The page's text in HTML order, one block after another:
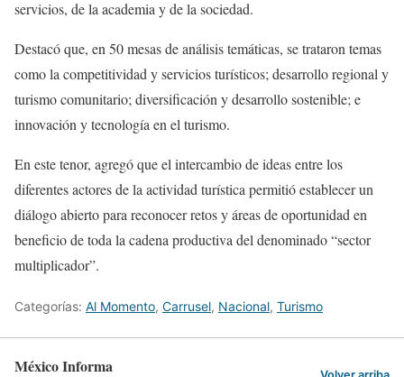
servicios, de la academia y de la sociedad.
Destacó que, en 50 mesas de análisis temáticas, se trataron temas
como la competitividad y servicios turísticos; desarrollo regional y
turismo comunitario; diversificación y desarrollo sostenible; e
innovación y tecnología en el turismo.
En este tenor, agregó que el intercambio de ideas entre los
diferentes actores de la actividad turística permitió establecer un
diálogo abierto para reconocer retos y áreas de oportunidad en
beneficio de toda la cadena productiva del denominado “sector
multiplicador”.
Categorías: Al Momento, Carrusel, Nacional, Turismo
México Informa